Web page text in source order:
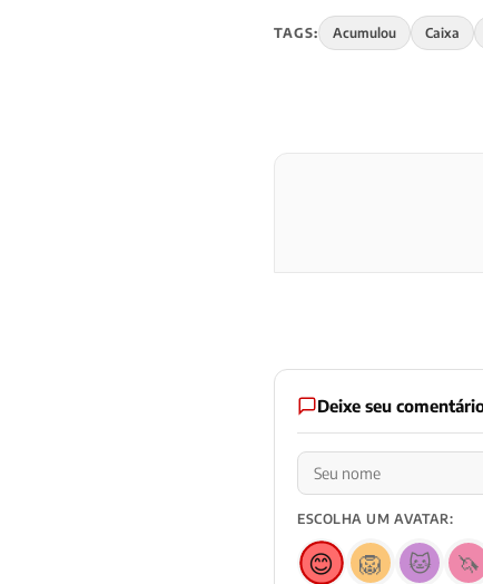
TAGS: Acumulou Caixa
Deixe seu
ESCOLHA UM AVATAR:
😊 🦁 🐱 🦄